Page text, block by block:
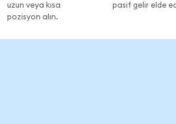
uzun veya kısa
pozisyon alın.
pasif gelir elde